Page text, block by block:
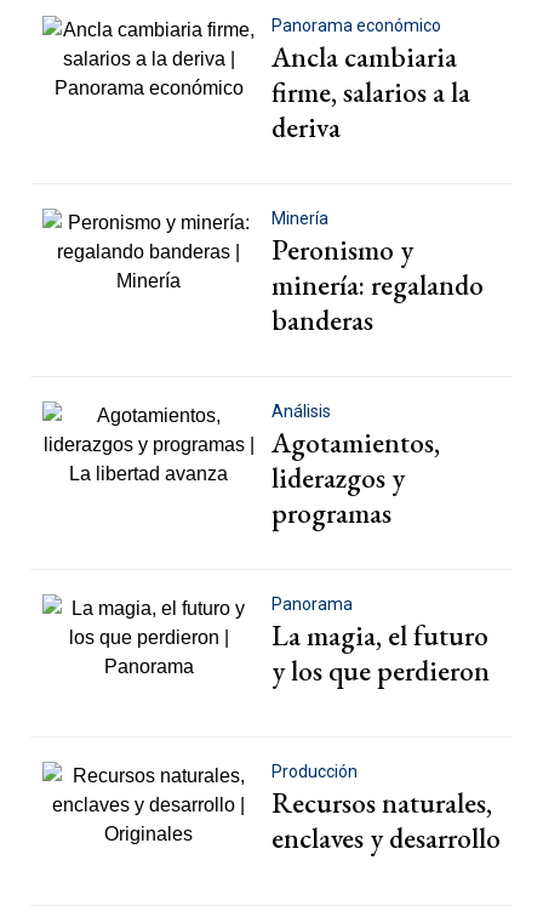
Panorama económico
Ancla cambiaria
firme, salarios a la
deriva
Minería
Peronismo y
minería: regalando
banderas
Análisis
Agotamientos,
liderazgos y
programas
Panorama
La magia, el futuro
y los que perdieron
Producción
Recursos naturales,
enclaves y desarrollo